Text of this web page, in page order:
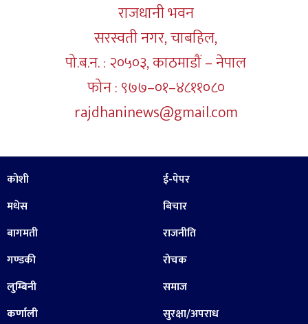
राजधानी भवन
सरस्वती नगर, चाबहिल,
पो.ब.न. : २०५०३, काठमाडौं – नेपाल
फोन : ९७७–०१–४८११०८०
rajdhaninews@gmail.com
कोशी
मधेस
बागमती
गण्डकी
लुम्बिनी
कर्णाली
ई-पेपर
बिचार
राजनीति
रोचक
समाज
सुरक्षा/अपराध